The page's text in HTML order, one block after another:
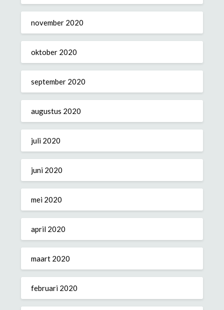
november 2020
oktober 2020
september 2020
augustus 2020
juli 2020
juni 2020
mei 2020
april 2020
maart 2020
februari 2020